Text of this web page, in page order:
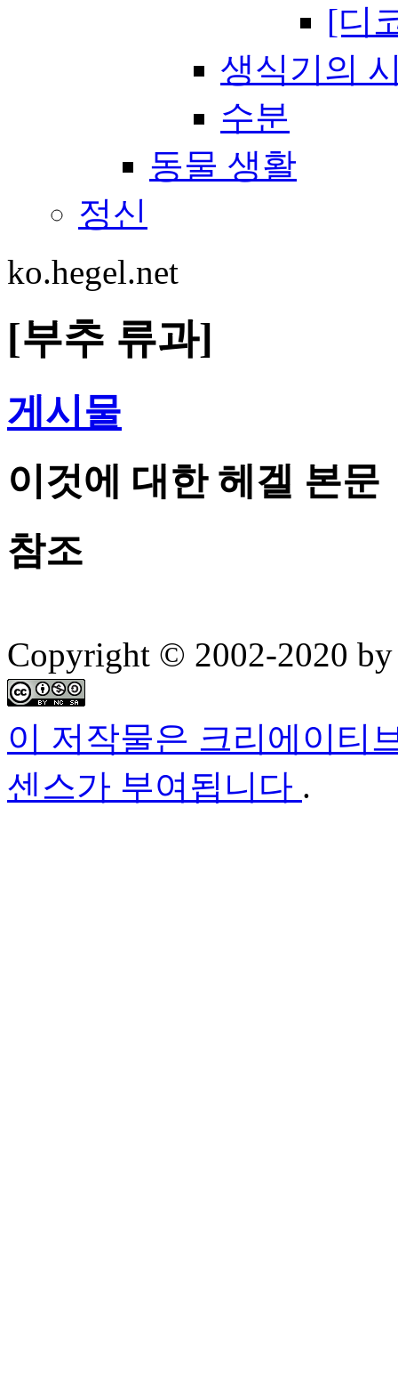
[디
생식기의
수분
동물 생활
정신
ko.hegel.net
[부추 류과]
게시물
이것에 대한 헤겔 본문
참조
Copyright © 2002-2020 by
이 저작물은 크리에이티
센스가 부여됩니다 .